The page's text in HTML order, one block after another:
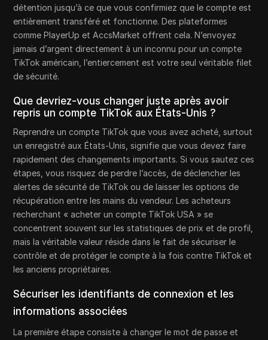
détention jusqu’à ce que vous confirmiez que le compte est
entièrement transféré et fonctionne. Des plateformes
comme PlayerUp et AccsMarket offrent cela. N’envoyez
jamais d’argent directement à un inconnu pour un compte
TikTok américain, l’entiercement est votre seul véritable filet
de sécurité.
Que devriez-vous changer juste après avoir
repris un compte TikTok aux États-Unis ?
Reprendre un compte TikTok que vous avez acheté, surtout
un enregistré aux États-Unis, signifie que vous devez faire
rapidement des changements importants. Si vous sautez ces
étapes, vous risquez de perdre l’accès, de déclencher les
alertes de sécurité de TikTok ou de laisser les options de
récupération entre les mains du vendeur. Les acheteurs
recherchant « acheter un compte TikTok USA » se
concentrent souvent sur les statistiques de prix et de profil,
mais la véritable valeur réside dans le fait de sécuriser le
contrôle et de protéger le compte à la fois contre TikTok et
les anciens propriétaires.
Sécuriser les identifiants de connexion et les
informations associées
La première étape consiste à changer le mot de passe et